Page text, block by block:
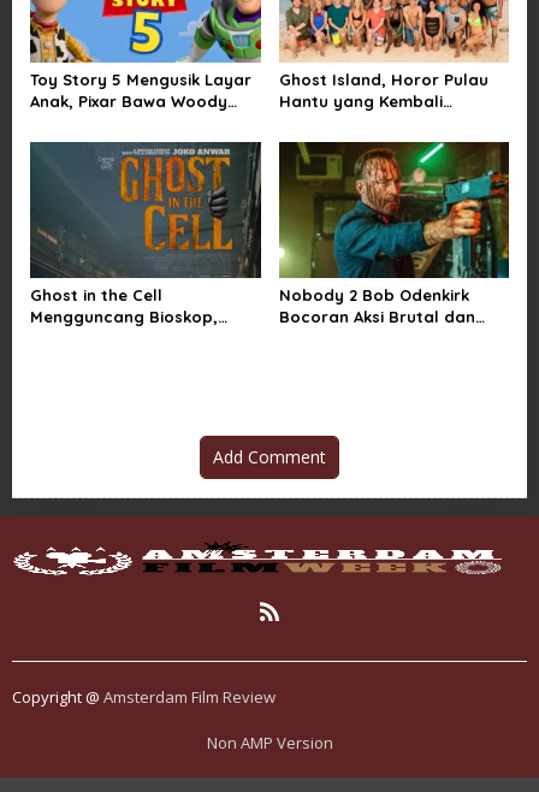
Toy Story 5 Mengusik Layar
Anak, Pixar Bawa Woody
Ghost Island, Horor Pulau
Hantu yang Kembali
Ghost in the Cell
Mengguncang Bioskop,
Nobody 2 Bob Odenkirk
Bocoran Aksi Brutal dan
Add Comment
Copyright @ Amsterdam Film Review
Non AMP Version